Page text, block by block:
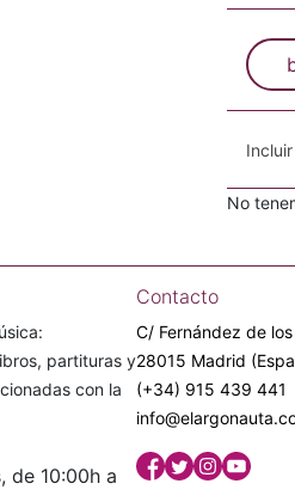
No
partituras y
con la
de 10:00h a
Contacto
C/ Fernández de
28015 Madrid
(+34) 915 439 441